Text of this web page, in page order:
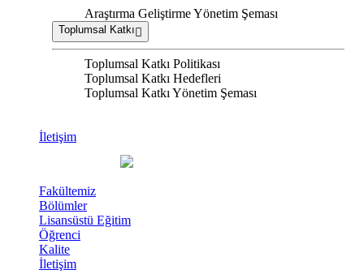
Araştırma Geliştirme Yönetim Şeması
Toplumsal Katkı
Toplumsal Katkı Politikası
Toplumsal Katkı Hedefleri
Toplumsal Katkı Yönetim Şeması
İletişim
Fakültemiz
Bölümler
Lisansüstü Eğitim
Öğrenci
Kalite
İletişim